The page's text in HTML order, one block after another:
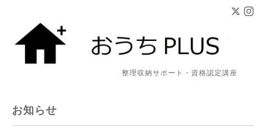
整理収納サポート・資格認定講座
お知らせ